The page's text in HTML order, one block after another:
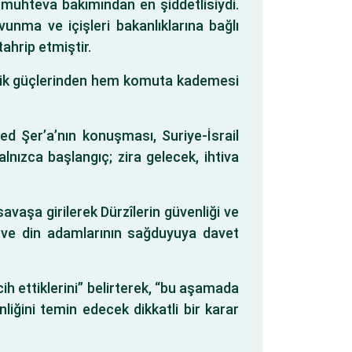
bakımından en şiddetlisiydi.
ve içişleri bakanlıklarına bağlı
etmiştir.
güçlerinden hem komuta kademesi
Şer’a’nın konuşması, Suriye-İsrail
başlangıç; zira gelecek, ihtiva
girilerek Dürzîlerin güvenliği ve
din adamlarının sağduyuya davet
ettiklerini” belirterek, “bu aşamada
temin edecek dikkatli bir karar